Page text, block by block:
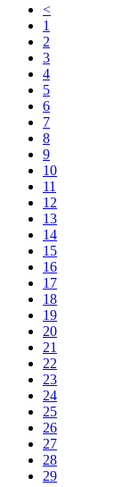
<
1
2
3
4
5
6
7
8
9
10
11
12
13
14
15
16
17
18
19
20
21
22
23
24
25
26
27
28
29